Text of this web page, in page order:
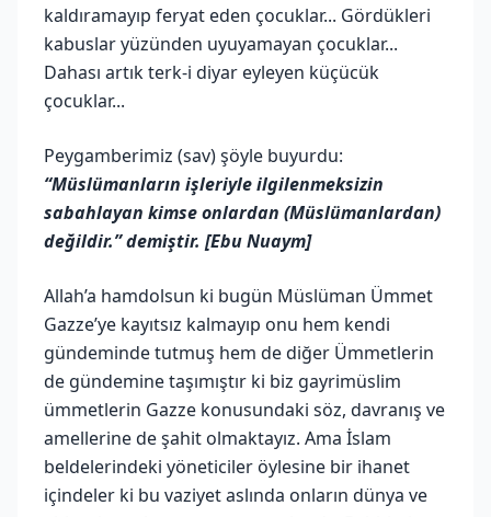
kaldıramayıp feryat eden çocuklar... Gördükleri
kabuslar yüzünden uyuyamayan çocuklar...
Dahası artık terk-i diyar eyleyen küçücük
çocuklar...
Peygamberimiz (sav) şöyle buyurdu:
“Müslümanların işleriyle ilgilenmeksizin
sabahlayan kimse onlardan (Müslümanlardan)
değildir.” demiştir. [Ebu Nuaym]
Allah’a hamdolsun ki bugün Müslüman Ümmet
Gazze’ye kayıtsız kalmayıp onu hem kendi
gündeminde tutmuş hem de diğer Ümmetlerin
de gündemine taşımıştır ki biz gayrimüslim
ümmetlerin Gazze konusundaki söz, davranış ve
amellerine de şahit olmaktayız. Ama İslam
beldelerindeki yöneticiler öylesine bir ihanet
içindeler ki bu vaziyet aslında onların dünya ve